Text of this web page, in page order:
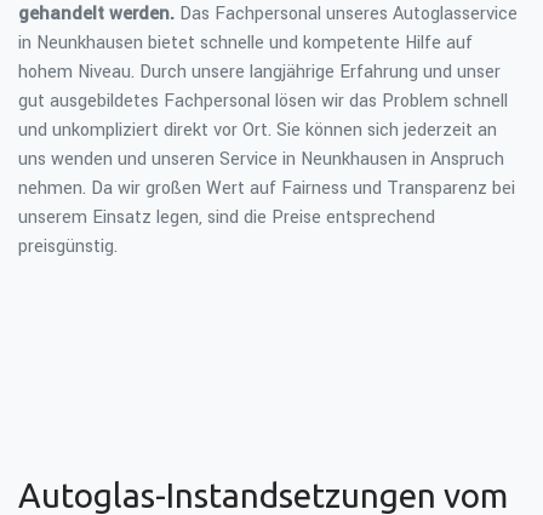
gehandelt werden. Das Fachpersonal unseres Autoglasservice
in Neunkhausen bietet schnelle und kompetente Hilfe auf
hohem Niveau. Durch unsere langjährige Erfahrung und unser
gut ausgebildetes Fachpersonal lösen wir das Problem schnell
und unkompliziert direkt vor Ort. Sie können sich jederzeit an
uns wenden und unseren Service in Neunkhausen in Anspruch
nehmen. Da wir großen Wert auf Fairness und Transparenz bei
unserem Einsatz legen, sind die Preise entsprechend
preisgünstig.
Autoglas-Instandsetzungen vom